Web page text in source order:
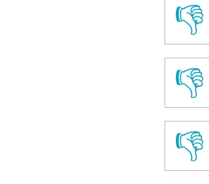
👎
👎
👎